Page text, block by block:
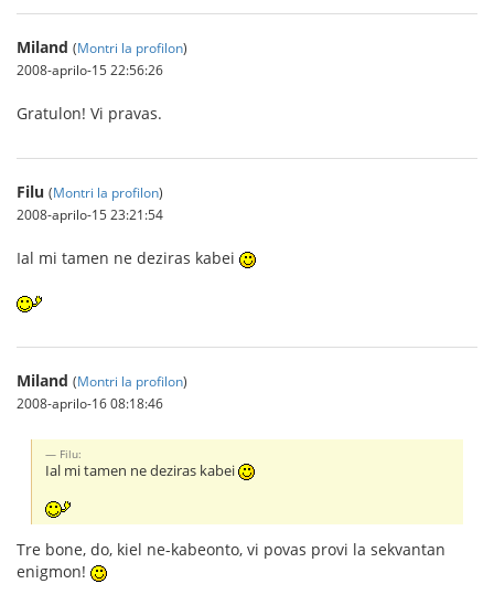
Miland (Montri la profilon)
2008-aprilo-15 22:56:26
Gratulon! Vi pravas.
Filu (Montri la profilon)
2008-aprilo-15 23:21:54
Ial mi tamen ne deziras kabei
Miland (Montri la profilon)
2008-aprilo-16 08:18:46
Filu:
Ial mi tamen ne deziras kabei
Tre bone, do, kiel ne-kabeonto, vi povas provi la sekvantan
enigmon!